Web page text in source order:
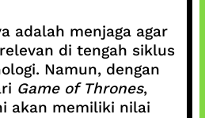
adalah menjaga agar
di tengah siklus
Namun, dengan
Game of Thrones,
akan memiliki nilai